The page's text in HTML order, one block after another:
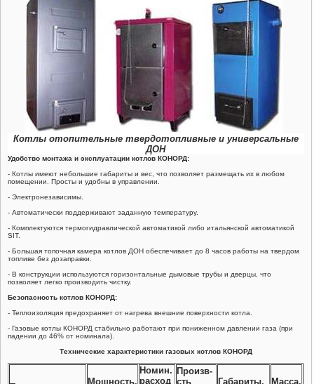
Котлы отопительные твердотопливные и универсальные
ДОН
Удобство монтажа и эксплуатации котлов КОНОРД:
- Котлы имеют небольшие габариты и вес, что позволяет размещать их в любом
помещении. Просты и удобны в управлении.
- Электронезависимы.
- Автоматически поддерживают заданную температуру.
- Комплектуются термогидравлической автоматикой либо итальянской автоматикой
SIT.
- Большая топочная камера котлов ДОН обеспечивает до 8 часов работы на твердом
топливе без дозаправки.
- В конструкции используются горизонтальные дымовые трубы и дверцы, что
позволяет легко производить чистку.
Безопасность котлов КОНОРД:
- Теплоизоляция предохраняет от нагрева внешние поверхности котла.
- Газовые котлы КОНОРД стабильно работают при пониженном давлении газа (при
падении до 46% от номинала).
Технические характеристики газовых котлов КОНОРД
Мощность,
Номин.
расход
Произв-
сть
Габариты,
Масса,